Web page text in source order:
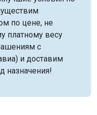
по цене, не
платному весу
с
и доставим
назначения!